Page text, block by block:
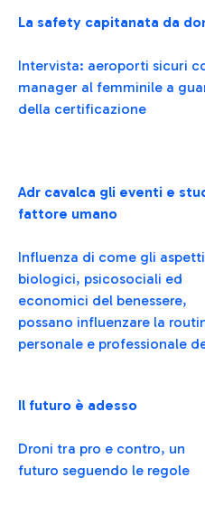
La safety capitanata da
Intervista: aeroporti sicuri
manager al femminile a
della certificazione
Adr cavalca gli eventi e
fattore umano
Influenza di come gli aspetti
biologici, psicosociali ed
economici del benessere,
possano influenzare la
personale e professionale
Il futuro è adesso
Droni tra pro e contro, un
futuro seguendo le regole